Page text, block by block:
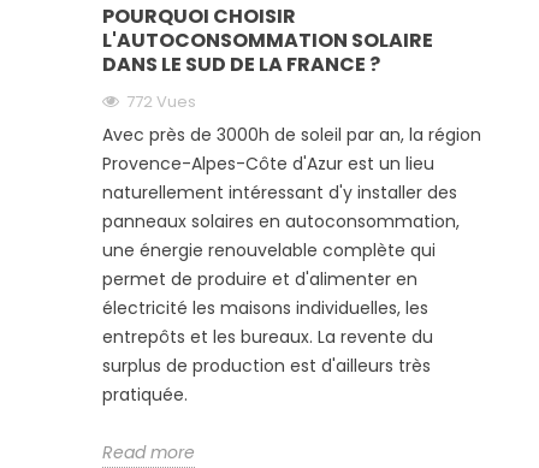
POURQUOI CHOISIR
L'AUTOCONSOMMATION SOLAIRE
DANS LE SUD DE LA FRANCE ?
772 Vues
Avec près de 3000h de soleil par an, la région
Provence-Alpes-Côte d'Azur est un lieu
naturellement intéressant d'y installer des
panneaux solaires en autoconsommation,
une énergie renouvelable complète qui
permet de produire et d'alimenter en
électricité les maisons individuelles, les
entrepôts et les bureaux. La revente du
surplus de production est d'ailleurs très
pratiquée.
Read more